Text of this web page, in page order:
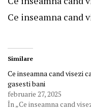
Ce inseamna cand
Similare
Ce inseamna cand visezi ca
gasesti bani
februarie 27, 2025
În „Ce inseamna cand